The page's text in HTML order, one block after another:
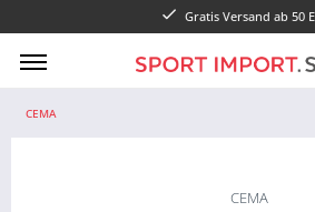
Gratis Versand ab 50
CEMA
CEMA